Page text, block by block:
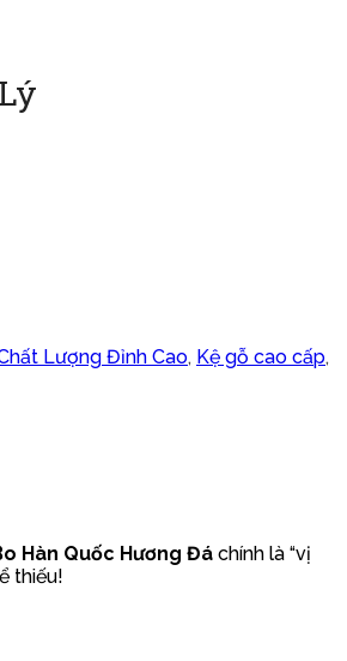
Lượng Đỉnh Cao, Kệ gỗ cao cấp,
Hàn Quốc Hương Đá chính là “vị
thiếu!